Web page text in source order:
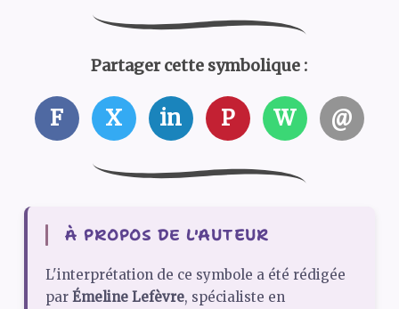
Partager cette symbolique :
F X in P W @
À PROPOS DE L'AUTEUR
L'interprétation de ce symbole a été rédigée
par Émeline Lefèvre, spécialiste en